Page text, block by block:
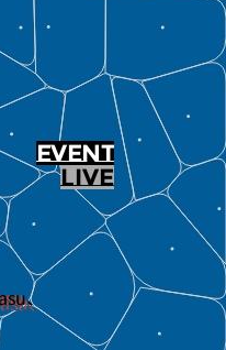
EVENT
LIVE
、